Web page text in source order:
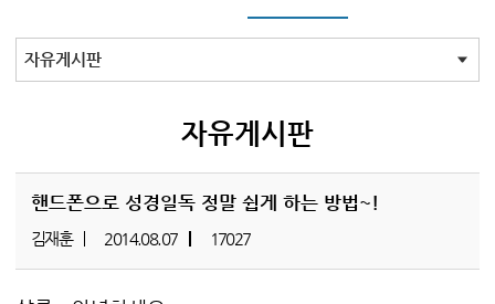
최근등록자료
자유게시판
자유게시판
핸드폰으로 성경일독 정말 쉽게 하는 방법~!
김재훈 2014.08.07 17027